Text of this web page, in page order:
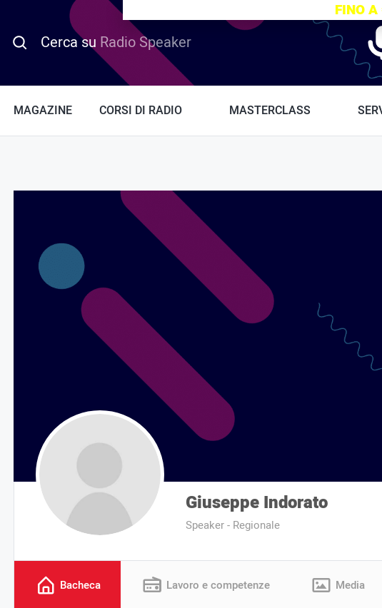
Cerca su Radio Speaker
MAGAZINE CORSI DI RADIO MASTERCLASS
Giuseppe Indorato
Speaker - Regionale
Bacheca Lavoro e competenze Media
FINO